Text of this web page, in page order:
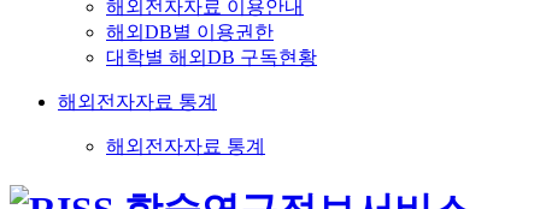
해외전자자료 이용안내
해외DB별 이용권한
대학별 해외DB 구독현황
해외전자자료 통계
해외전자자료 통계